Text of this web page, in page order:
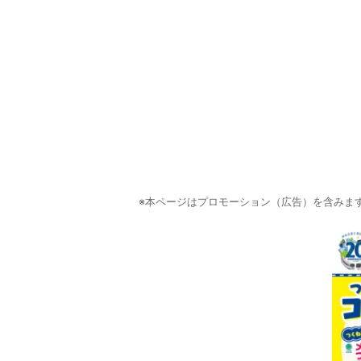
※本ページはプロモーション（広告）を含みま